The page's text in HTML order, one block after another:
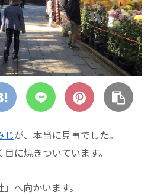
じが、本当に見事でした。
に焼きついています。
へ向かいます。